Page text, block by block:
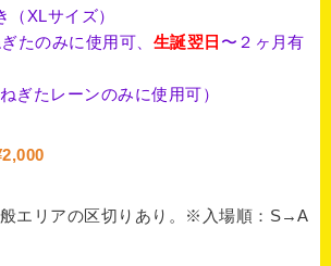
（XLサイズ）
たのみに使用可、 生誕翌日 〜２ヶ月有
ぎたレーンのみに使用可）
エリアの区切りあり。※入場順：S→A